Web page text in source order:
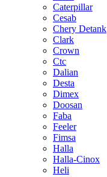
Caterpillar
Cesab
Chery Detank
Clark
Crown
Ctc
Dalian
Desta
Dimex
Doosan
Faba
Feeler
Fimsa
Halla
Halla-Cinox
Heli